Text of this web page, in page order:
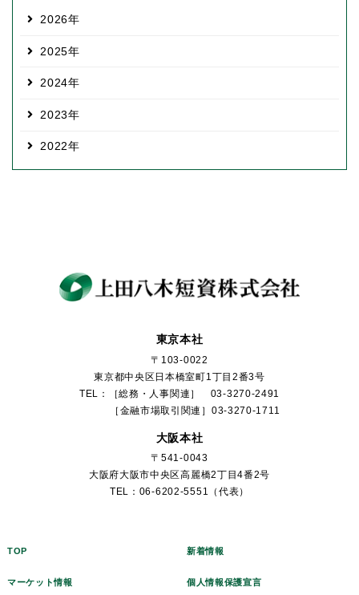
2026
2025
2024
2023
2022
東京本社
〒103-0022
東京都中央区日本橋室町1丁目2番3号
TEL：［総務・人事関連］ 03-3270-2491
［金融市場取引関連］03-3270-1711
大阪本社
〒541-0043
大阪府大阪市中央区高麗橋2丁目4番2号
TEL：06-6202-5551（代表）
TOP
マーケット情報
新着情報
個人情報保護宣言